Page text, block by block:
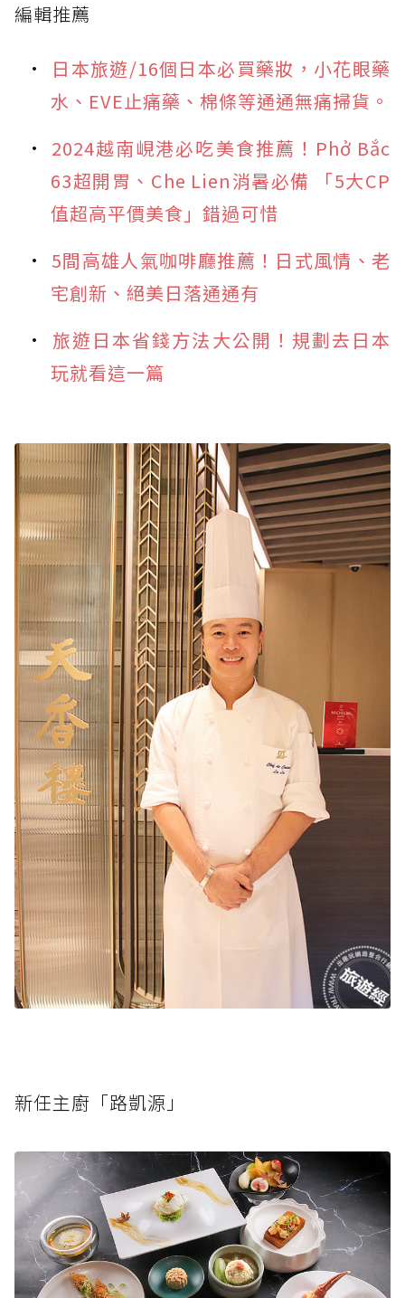
編輯推薦
日本旅遊/16個日本必買藥妝，小花眼藥
水、EVE止痛藥、棉條等通通無痛掃貨。
2024越南峴港必吃美食推薦！Phở Bắc
63超開胃、Che Lien消暑必備 「5大CP
值超高平價美食」錯過可惜
5間高雄人氣咖啡廳推薦！日式風情、老
宅創新、絕美日落通通有
旅遊日本省錢方法大公開！規劃去日本
玩就看這一篇
新任主廚「路凱源」